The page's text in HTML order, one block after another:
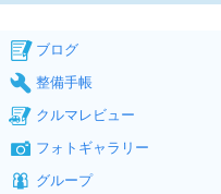
ブログ
整備手帳
クルマレビュー
フォトギャラリー
グループ